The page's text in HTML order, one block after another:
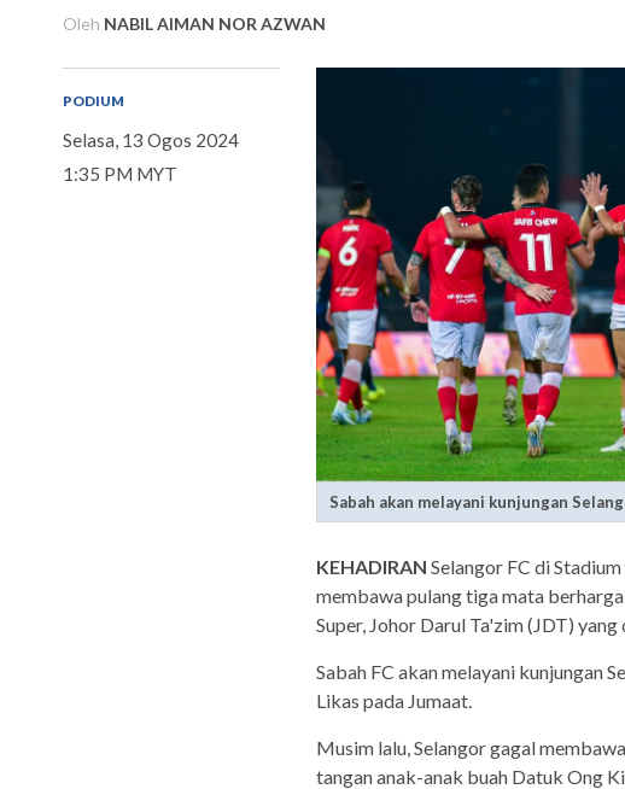
Oleh NABIL AIMAN NOR AZWAN
PODIUM
Selasa, 13 Ogos 2024
1:35 PM MYT
Sabah akan melayani kunjungan
KEHADIRAN Selangor FC di
membawa pulang tiga mata
Super, Johor Darul Ta'zim (JDT)
Sabah FC akan melayani kunjungan
Likas pada Jumaat.
Musim lalu, Selangor gagal
tangan anak-anak buah Datuk Ong